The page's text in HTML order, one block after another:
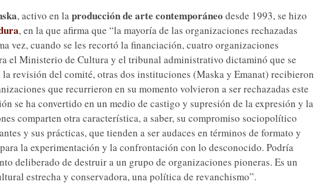
, activo en laproducción de arte contemporáneo desde 1993, se hizo
, en la que afirma que “la mayoría de las organizaciones rechazadas
vez, cuando se les recortó la financiación, cuatro organizaciones
el Ministerio de Cultura y el tribunal administrativo dictaminó que se
revisión del comité, otras dos instituciones (Maska y Emanat) recibieron
que recurrieron en su momento volvieron a ser rechazadas este
se ha convertido en un medio de castigo y supresión de la expresión y la
comparten otra característica, a saber, su compromiso sociopolítico
y sus prácticas, que tienden a ser audaces en términos de formato y
la experimentación y la confrontación con lo desconocido. Podría
deliberado de destruir a un grupo de organizaciones pioneras. Es un
estrecha y conservadora, una política de revanchismo”.